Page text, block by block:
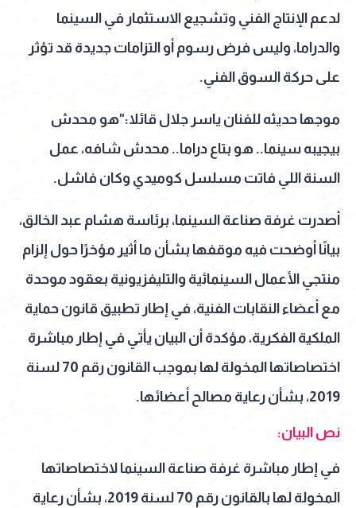
لدعم الإنتاج الفني وتشجيع الاستثمار في السينما
والدراما، وليس فرض رسوم أو التزامات جديدة قد تؤثر
على حركة السوق الفني.
موجها حديثه للفنان ياسر جلال قائلا:"هو محدش
بيجيبه سينما.. هو بتاع دراما.. محدش شافه، عمل
السنة اللي فاتت مسلسل كوميدي وكان فاشل.
أصدرت غرفة صناعة السينما، برئاسة هشام عبد الخالق،
بيانًا أوضحت فيه موقفها بشأن ما أثير مؤخرًا حول إلزام
منتجي الأعمال السينمائية والتليفزيونية بعقود موحدة
مع أعضاء النقابات الفنية، في إطار تطبيق قانون حماية
الملكية الفكرية، مؤكدة أن البيان يأتي في إطار مباشرة
اختصاصاتها المخولة لها بموجب القانون رقم 70 لسنة
2019، بشأن رعاية مصالح أعضائها.
نص البيان:
في إطار مباشرة غرفة صناعة السينما لاختصاصاتها
المخولة لها بالقانون رقم 70 لسنة 2019، بشأن رعاية